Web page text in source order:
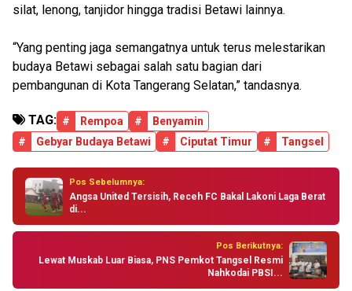
silat, lenong, tanjidor hingga tradisi Betawi lainnya.
“Yang penting jaga semangatnya untuk terus melestarikan
budaya Betawi sebagai salah satu bagian dari
pembangunan di Kota Tangerang Selatan,” tandasnya.
TAG: # Rempoa #
Benyamin
#
Gebyar Budaya Betawi # Ciputat Timur # Tangsel
Pos Sebelumnya:
Angsa United Tersisih, Receh FC Bakal Lakoni Laga Berat
di...
Pos Berikutnya:
Lewat Muskab Luar Biasa, PNS Pemkot Tangsel Resmi
Nahkodai PBSI...